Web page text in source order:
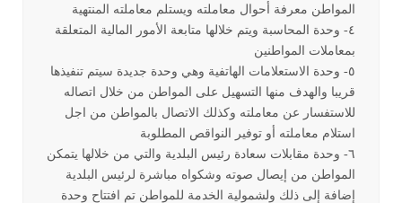
المواطن معرفة أحوال معاملته ويستلم معاملته المنتهية
٤- وحدة المحاسبة ويتم خلالها متابعة الأمور المالية المتعلقة
بمعاملات المواطنين
٥- وحدة الاستعلامات الهاتفية وهي وحدة جديدة سيتم تنفيذها
قريبا والهدف منها التسهيل على المواطن من خلال اتصاله
للاستفسار عن معاملته وكذلك الاتصال بالمواطن من اجل
استلام معاملته أو توفير النواقص المطلوبة
٦- وحدة مقابلات سعادة رئيس البلدية والتي من خلالها يتمكن
المواطن من إيصال صوته وشكواه مباشرة لرئيس البلدية
إضافة إلى ذلك ولشمولية الخدمة للمواطن تم افتتاح وحدة